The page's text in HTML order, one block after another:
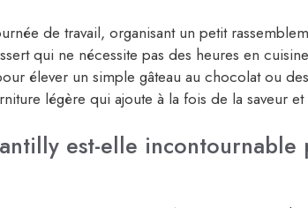
de travail, organisant un petit
qui ne nécessite pas des heures en
élever un simple gâteau au chocolat ou
légère qui ajoute à la fois de la saveur
est-elle incontournable